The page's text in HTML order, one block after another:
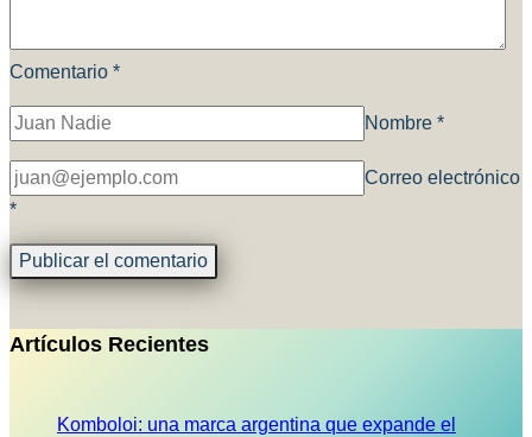
Comentario *
Nombre *
Correo electrónico
*
Artículos Recientes
Komboloi: una marca argentina que expande el